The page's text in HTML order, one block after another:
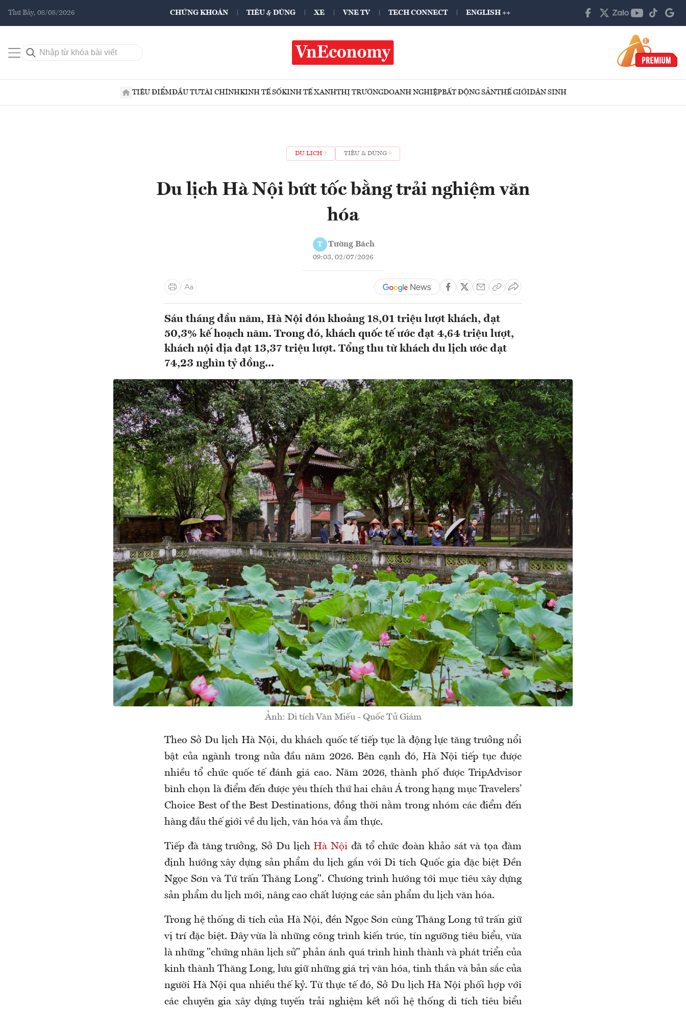
Thứ Bảy, 08/08/2026 CHỨNG KHOÁN TIÊU & DÙNG XE VNE TV TECH CONNECT ENGLISH ++
TIÊU ĐIỂMĐẦU TƯTÀI CHÍNHKINH TẾ SỐKINH TẾ XANHTHỊ TRƯỜNGDOANH NGHIỆPBẤT ĐỘNG SẢNTHẾ GIỚIDÂN SINH
DU LỊCH TIÊU & DÙNG
Du lịch Hà Nội bứt tốc bằng trải nghiệm văn
hóa
T Tường Bách
09:03, 02/07/2026
Sáu tháng đầu năm, Hà Nội đón khoảng 18,01 triệu lượt khách, đạt
50,3% kế hoạch năm. Trong đó, khách quốc tế ước đạt 4,64 triệu lượt,
khách nội địa đạt 13,37 triệu lượt. Tổng thu từ khách du lịch ước đạt
74,23 nghìn tỷ đồng...
Ảnh: Di tích Văn Miếu - Quốc Tử Giám
Theo Sở Du lịch Hà Nội, du khách quốc tế tiếp tục là động lực tăng trưởng nổi
bật của ngành trong nửa đầu năm 2026. Bên cạnh đó, Hà Nội tiếp tục được
nhiều tổ chức quốc tế đánh giá cao. Năm 2026, thành phố được TripAdvisor
bình chọn là điểm đến được yêu thích thứ hai châu Á trong hạng mục Travelers’
Choice Best of the Best Destinations, đồng thời nằm trong nhóm các điểm đến
hàng đầu thế giới về du lịch, văn hóa và ẩm thực.
Tiếp đà tăng trưởng, Sở Du lịch Hà Nội đã tổ chức đoàn khảo sát và tọa đàm
định hướng xây dựng sản phẩm du lịch gắn với Di tích Quốc gia đặc biệt Đền
Ngọc Sơn và Tứ trấn Thăng Long". Chương trình hướng tới mục tiêu xây dựng
sản phẩm du lịch mới, nâng cao chất lượng các sản phẩm du lịch văn hóa.
Trong hệ thống di tích của Hà Nội, đền Ngọc Sơn cùng Thăng Long tứ trấn giữ
vị trí đặc biệt. Đây vừa là những công trình kiến trúc, tín ngưỡng tiêu biểu, vừa
là những "chứng nhân lịch sử" phản ánh quá trình hình thành và phát triển của
kinh thành Thăng Long, lưu giữ những giá trị văn hóa, tinh thần và bản sắc của
người Hà Nội qua nhiều thế kỷ. Từ thực tế đó, Sở Du lịch Hà Nội phối hợp với
các chuyên gia xây dựng tuyến trải nghiệm kết nối hệ thống di tích tiêu biểu